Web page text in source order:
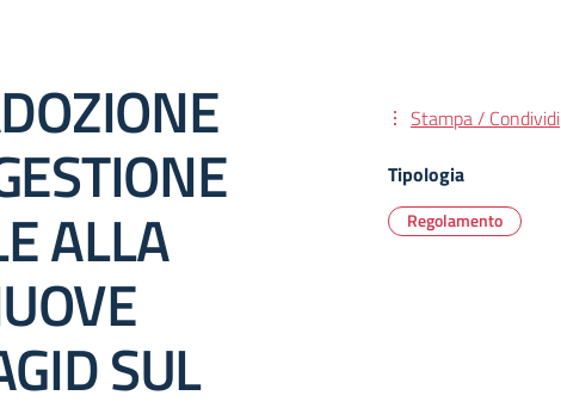
ALLA
SUL
Stampa / Condividi
Tipologia
Regolamento